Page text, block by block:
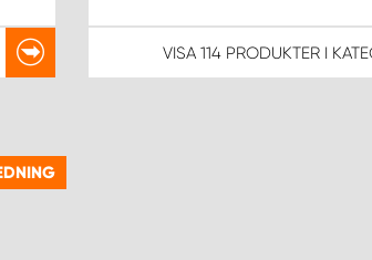
VISA114 PRODUKTER I